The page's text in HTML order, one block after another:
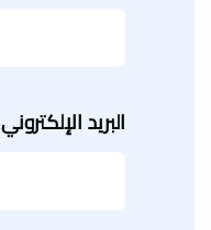
البريد الإلكتروني